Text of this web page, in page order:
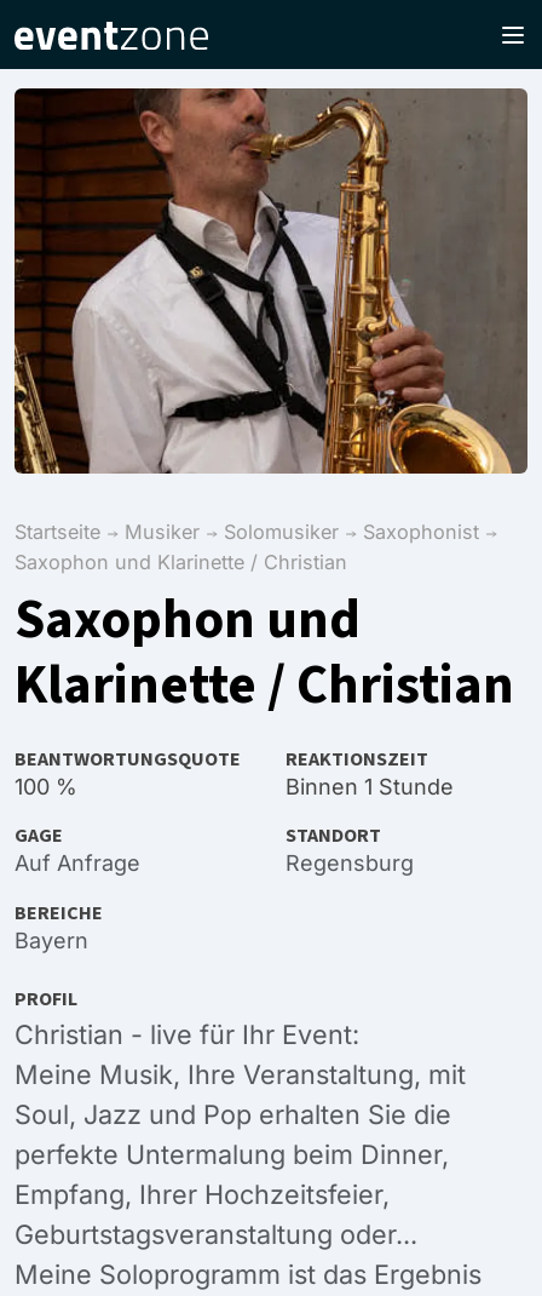
Startseite Musiker Solomusiker
Saxophonist
Saxophon und Klarinette / Christian
Saxophon und
Klarinette / Christian
BEANTWORTUNGSQUOTE
100 %
REAKTIONSZEIT
Binnen 1 Stunde
GAGE
Auf Anfrage
STANDORT
Regensburg
BEREICHE
Bayern
PROFIL
Christian - live für Ihr Event:
Meine Musik, Ihre Veranstaltung, mit
Soul, Jazz und Pop erhalten Sie die
perfekte Untermalung beim Dinner,
Empfang, Ihrer Hochzeitsfeier,
Geburtstagsveranstaltung oder...
Meine Soloprogramm ist das Ergebnis